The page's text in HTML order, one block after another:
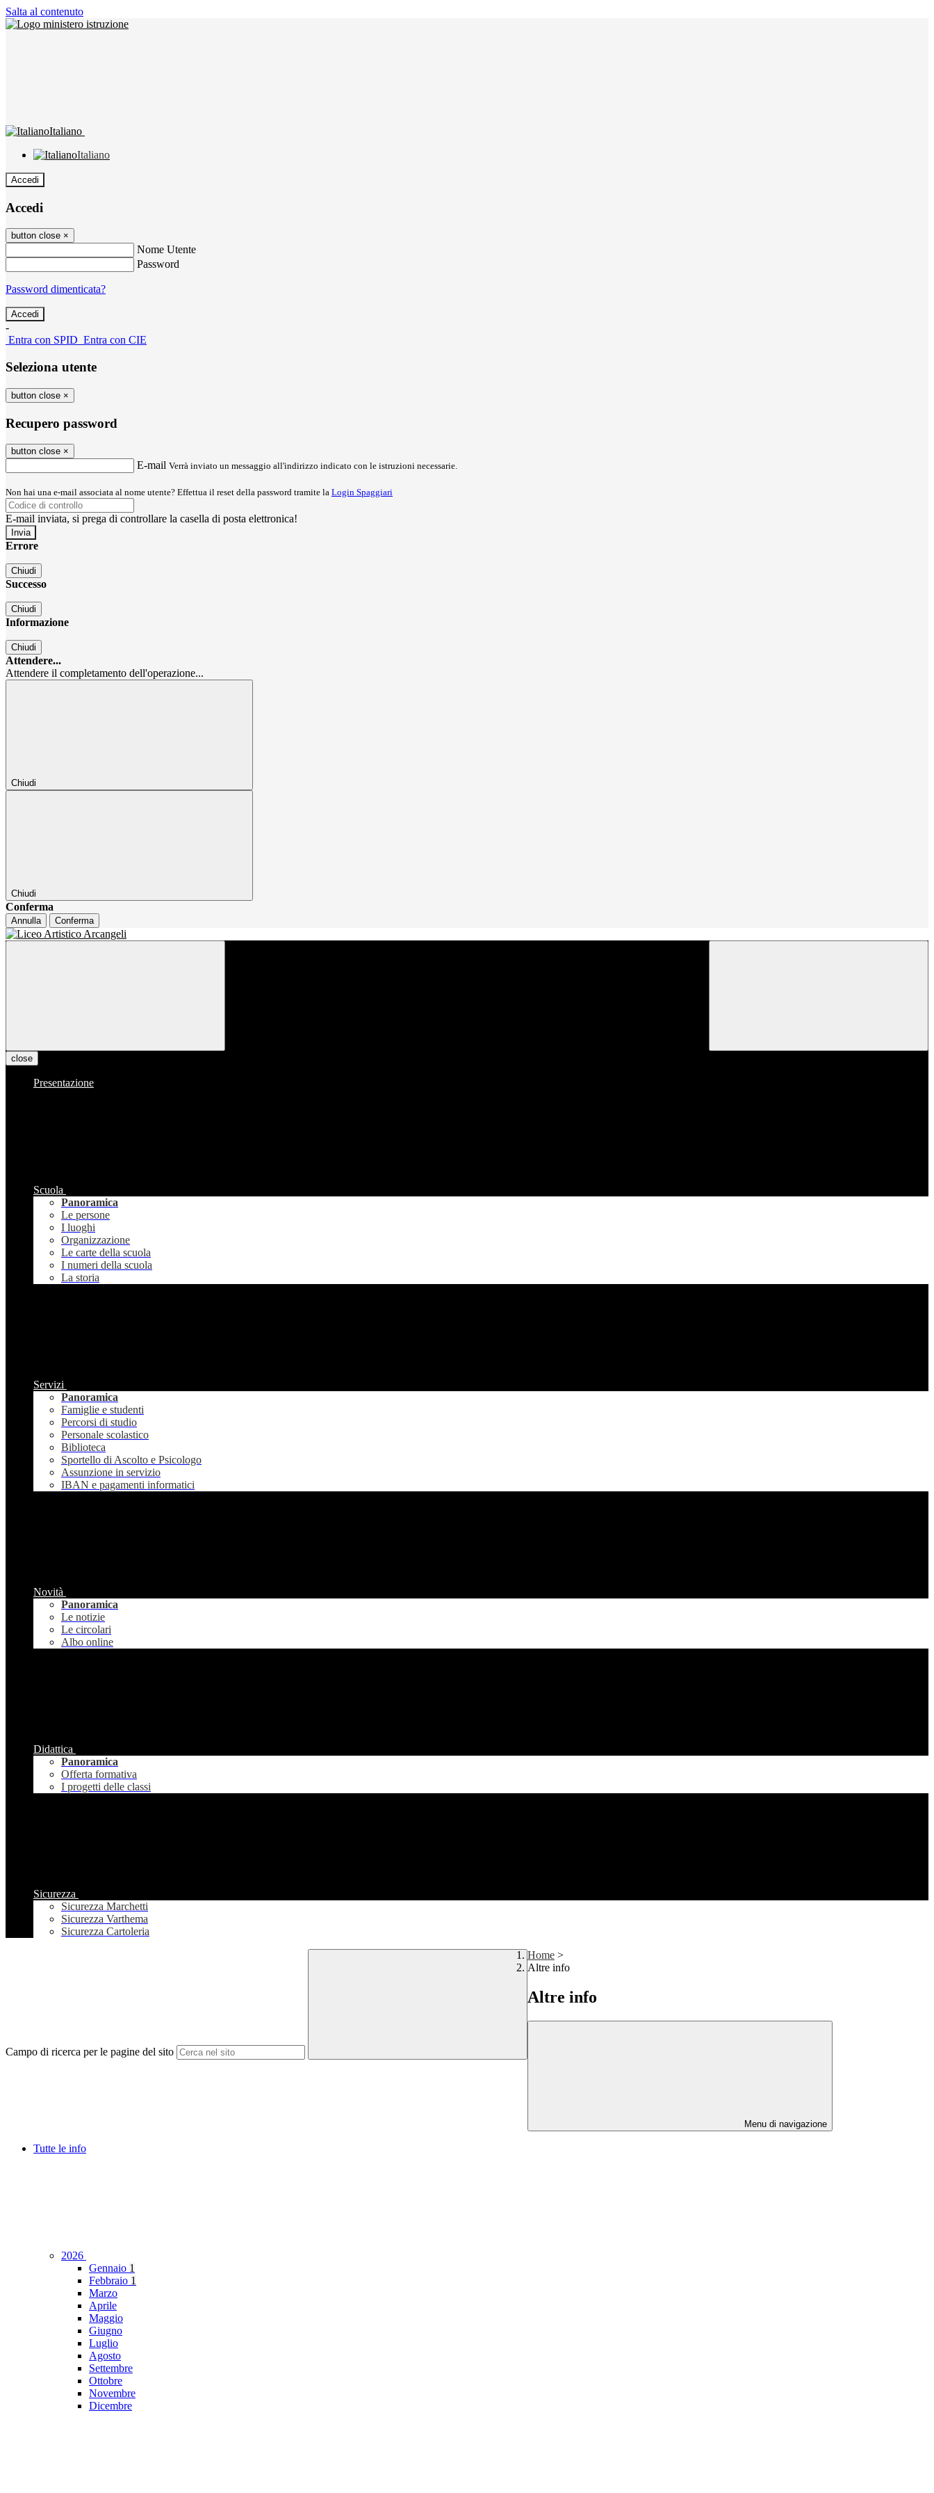
Salta al contenuto
Italiano
Italiano
Accedi
Accedi
button close ×
Nome Utente
Password
Password dimenticata?
-
Entra con SPID Entra con CIE
Seleziona utente
button close ×
Recupero password
button close ×
E-mail Verrà inviato un messaggio all'indirizzo indicato con le istruzioni necessarie.
Non hai una e-mail associata al nome utente? Effettua il reset della password tramite la Login Spaggiari
E-mail inviata, si prega di controllare la casella di posta elettronica!
Errore
Chiudi
Successo
Chiudi
Informazione
Chiudi
Attendere...
Attendere il completamento dell'operazione...
Chiudi
Chiudi
Conferma
Annulla Conferma
close
Presentazione
Scuola
Panoramica
Le persone
I luoghi
Organizzazione
Le carte della scuola
I numeri della scuola
La storia
Servizi
Panoramica
Famiglie e studenti
Percorsi di studio
Personale scolastico
Biblioteca
Sportello di Ascolto e Psicologo
Assunzione in servizio
IBAN e pagamenti informatici
Novità
Panoramica
Le notizie
Le circolari
Albo online
Didattica
Panoramica
Offerta formativa
I progetti delle classi
Sicurezza
Sicurezza Marchetti
Sicurezza Varthema
Sicurezza Cartoleria
Campo di ricerca per le pagine del sito
Home >
Altre info
Altre info
Menu di navigazione
Tutte le info
2026
Gennaio 1
Febbraio 1
Marzo
Aprile
Maggio
Giugno
Luglio
Agosto
Settembre
Ottobre
Novembre
Dicembre